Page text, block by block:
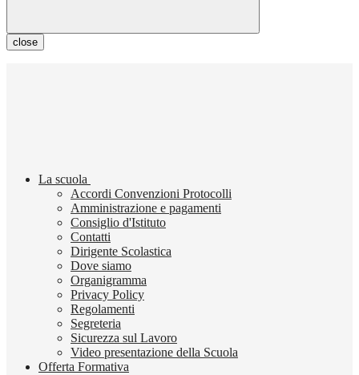
close
La scuola
Accordi Convenzioni Protocolli
Amministrazione e pagamenti
Consiglio d'Istituto
Contatti
Dirigente Scolastica
Dove siamo
Organigramma
Privacy Policy
Regolamenti
Segreteria
Sicurezza sul Lavoro
Video presentazione della Scuola
Offerta Formativa